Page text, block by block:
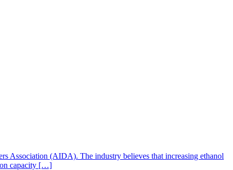
Association (AIDA). The industry believes that increasing ethanol
capacity […]